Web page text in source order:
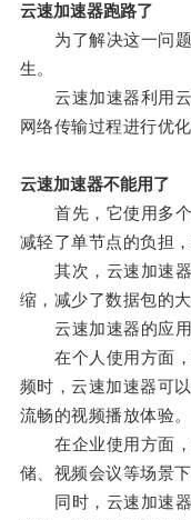
云速加速器跑路了
为了解决这一问题
生。
云速加速器利用云
网络传输过程进行优化
云速加速器不能用了
首先，它使用多个
减轻了单节点的负担
其次，云速加速器
缩，减少了数据包的
云速加速器的应用
在个人使用方面，
频时，云速加速器可
流畅的视频播放体验。
在企业使用方面，
储、视频会议等场景
同时，云速加速器